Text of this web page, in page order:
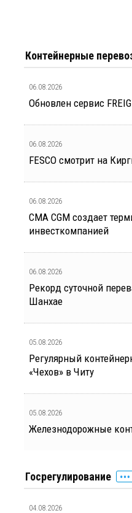
Контейнерные
06.08.2026
Обновлен сервис
06.08.2026
FESCO смотрит на
06.08.2026
CMA CGM создает
инвесткомпанией
06.08.2026
Рекорд суточной
Шанхае
05.08.2026
Регулярный
«Чехов» в Читу
05.08.2026
Железнодорожные
Госрегулирование
04.08.2026